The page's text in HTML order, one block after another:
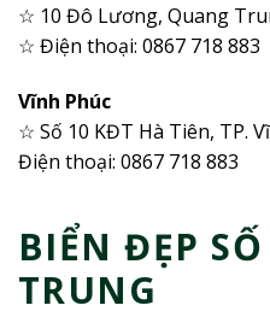
☆ 10 Đô Lương, Quang
☆ Điện thoại: 0867 718 883
Vĩnh Phúc
☆ Số 10 KĐT Hà Tiên, TP.
Điện thoại: 0867 718 883
BIỂN ĐẸP
TRUNG